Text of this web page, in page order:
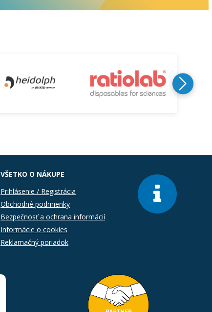
VŠETKO O NÁKUPE
Prihlásenie / Registrácia
Obchodné podmienky
Bezpečnosť a ochrana informácií
Informácie o cookies
Reklamačný poriadok